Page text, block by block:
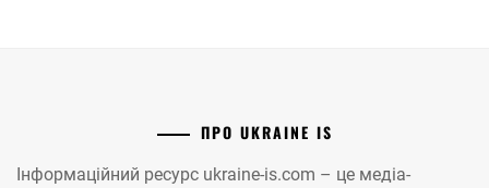
ПРО UKRAINE IS
Інформаційний ресурс ukraine-is.com – це медіа-